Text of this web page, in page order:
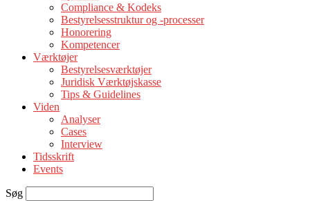
Compliance & Kodeks
Bestyrelsesstruktur og -processer
Honorering
Kompetencer
Værktøjer
Bestyrelsesværktøjer
Juridisk Værktøjskasse
Tips & Guidelines
Viden
Analyser
Cases
Interview
Tidsskrift
Events
Søg